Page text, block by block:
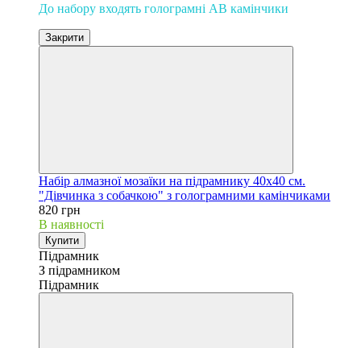
До набору входять голограмні AB камінчики
Закрити
Набір алмазної мозаїки на підрамнику 40х40 см.
"Дівчинка з собачкою" з голограмними камінчиками
820 грн
В наявності
Купити
Підрамник
З підрамником
Підрамник